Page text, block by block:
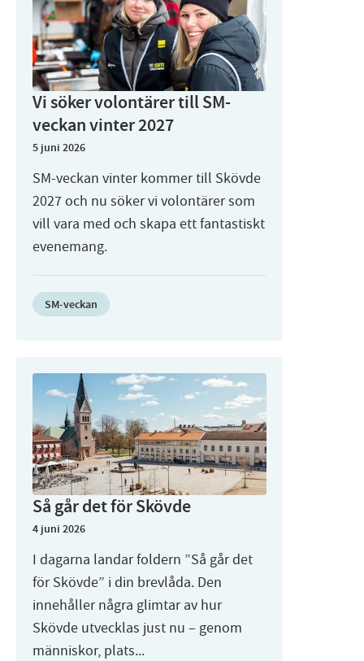
Vi söker volontärer till SM-
veckan vinter 2027
5 juni 2026
SM-veckan vinter kommer till Skövde
2027 och nu söker vi volontärer som
vill vara med och skapa ett fantastiskt
evenemang.
SM-veckan
Så går det för Skövde
4 juni 2026
I dagarna landar foldern ”Så går det
för Skövde” i din brevlåda. Den
innehåller några glimtar av hur
Skövde utvecklas just nu – genom
människor, plats...